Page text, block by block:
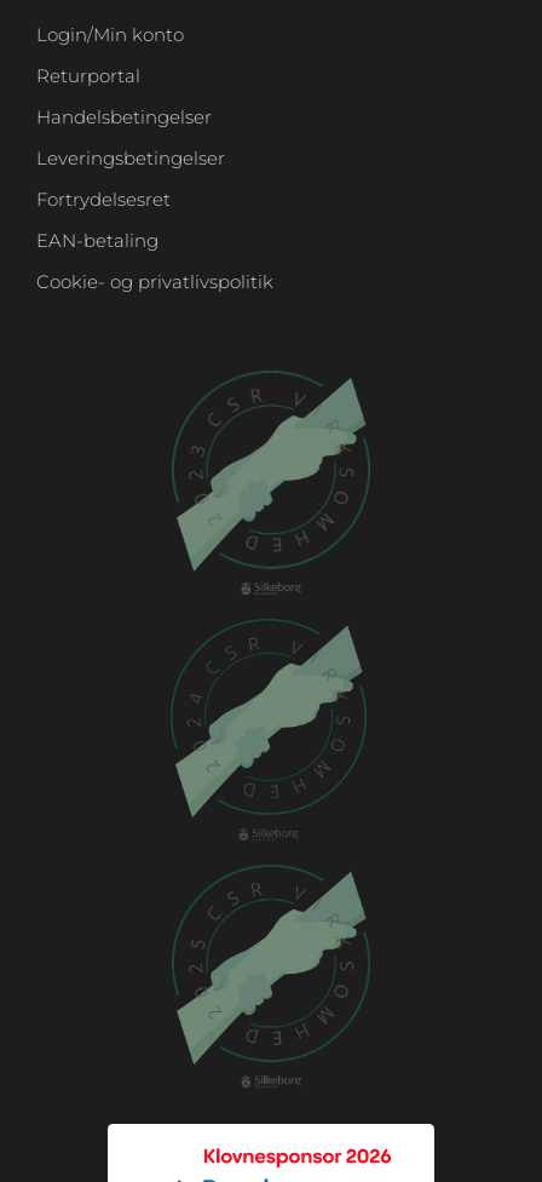
Login/Min konto
Returportal
Handelsbetingelser
Leveringsbetingelser
Fortrydelsesret
EAN-betaling
Cookie- og privatlivspolitik